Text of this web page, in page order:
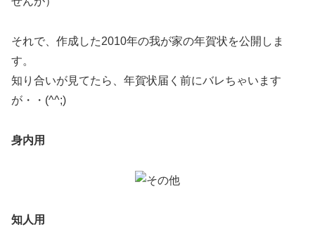
それで、作成した2010年の我が家の年賀状を公開しま
す。
知り合いが見てたら、年賀状届く前にバレちゃいます
が・・(^^;)
身内用
知人用